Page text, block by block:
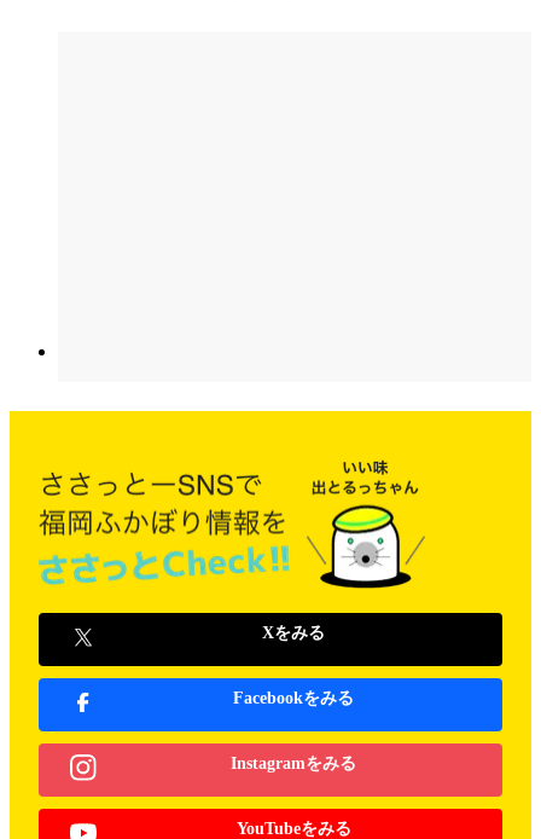
Xをみる
Facebookをみる
Instagramをみる
YouTubeをみる